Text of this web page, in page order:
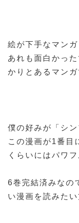
絵が下手なマン
あれも面白かっ
かりとあるマンガ
僕の好みが「シ
この漫画が1番目
くらいにはパワ
6巻完結済みなの
い漫画を読みた